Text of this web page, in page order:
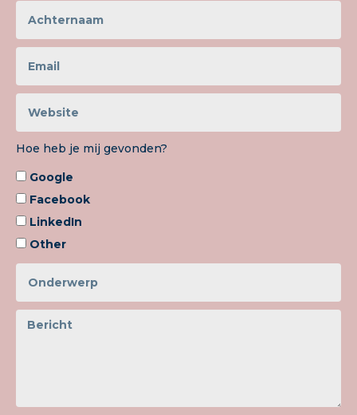
Hoe heb je mij gevonden?
Google
Facebook
LinkedIn
Other